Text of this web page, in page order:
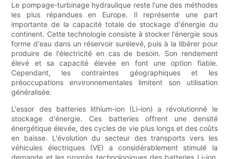
Le pompage-turbinage hydraulique reste l'une des méthodes
les plus répandues en Europe. Il représente une part
importante de la capacité totale de stockage d'énergie du
continent. Cette technologie consiste à stocker l'énergie sous
forme d'eau dans un réservoir surélevé, puis à la libérer pour
produire de l'électricité en cas de besoin. Son rendement
élevé et sa capacité élevée en font une option fiable.
Cependant, les contraintes géographiques et les
préoccupations environnementales limitent son utilisation
généralisée.
L'essor des batteries lithium-ion (Li-ion) a révolutionné le
stockage d'énergie. Ces batteries offrent une densité
énergétique élevée, des cycles de vie plus longs et des coûts
en baisse. L'évolution du secteur des transports vers les
véhicules électriques (VE) a considérablement stimulé la
demande et les progrès technologiques des batteries Li-ion.